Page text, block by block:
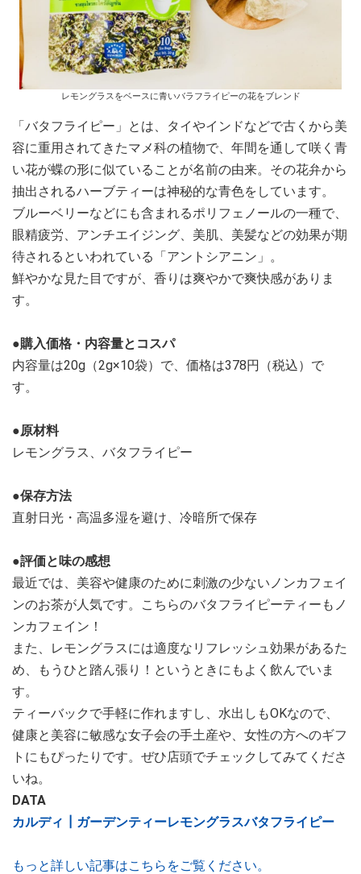
レモングラスをベースに青いバラフライピーの花をブレンド
「バタフライピー」とは、タイやインドなどで古くから美
容に重用されてきたマメ科の植物で、年間を通して咲く青
い花が蝶の形に似ていることが名前の由来。その花弁から
抽出されるハーブティーは神秘的な青色をしています。
ブルーベリーなどにも含まれるポリフェノールの一種で、
眼精疲労、アンチエイジング、美肌、美髪などの効果が期
待されるといわれている「アントシアニン」。
鮮やかな見た目ですが、香りは爽やかで爽快感がありま
す。
●購入価格・内容量とコスパ
内容量は20g（2g×10袋）で、価格は378円（税込）で
す。
●原材料
レモングラス、バタフライピー
●保存方法
直射日光・高温多湿を避け、冷暗所で保存
●評価と味の感想
最近では、美容や健康のために刺激の少ないノンカフェイ
ンのお茶が人気です。こちらのバタフライピーティーもノ
ンカフェイン！
また、レモングラスには適度なリフレッシュ効果があるた
め、もうひと踏ん張り！というときにもよく飲んでいま
す。
ティーバックで手軽に作れますし、水出しもOKなので、
健康と美容に敏感な女子会の手土産や、女性の方へのギフ
トにもぴったりです。ぜひ店頭でチェックしてみてくださ
いね。
DATA
カルディ┃ガーデンティーレモングラスバタフライピー
もっと詳しい記事はこちらをご覧ください。